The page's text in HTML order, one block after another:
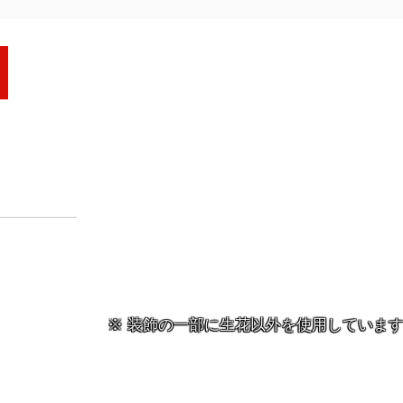
装飾の一部に生花以外を使用していま